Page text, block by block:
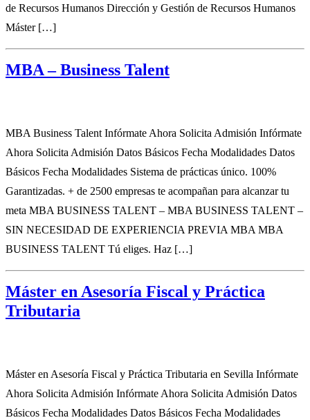
de Recursos Humanos Dirección y Gestión de Recursos Humanos
Máster […]
MBA – Business Talent
MBA Business Talent Infórmate Ahora Solicita Admisión Infórmate
Ahora Solicita Admisión Datos Básicos Fecha Modalidades Datos
Básicos Fecha Modalidades Sistema de prácticas único. 100%
Garantizadas. + de 2500 empresas te acompañan para alcanzar tu
meta MBA BUSINESS TALENT – MBA BUSINESS TALENT –
SIN NECESIDAD DE EXPERIENCIA PREVIA MBA MBA
BUSINESS TALENT Tú eliges. Haz […]
Máster en Asesoría Fiscal y Práctica
Tributaria
Máster en Asesoría Fiscal y Práctica Tributaria en Sevilla Infórmate
Ahora Solicita Admisión Infórmate Ahora Solicita Admisión Datos
Básicos Fecha Modalidades Datos Básicos Fecha Modalidades